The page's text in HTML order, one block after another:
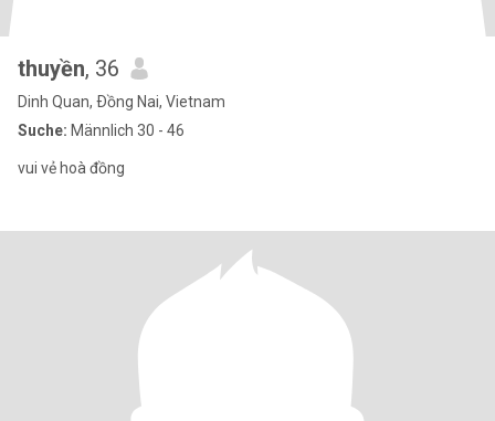
thuyền, 36
Dinh Quan, Ðồng Nai, Vietnam
Suche: Männlich 30 - 46
vui vẻ hoà đồng